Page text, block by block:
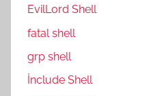
EvilLord Shell
fatal shell
grp shell
İnclude Shell